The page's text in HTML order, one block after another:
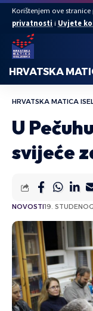
Korištenjem ove
privatnosti i Uvjete
HRVATSKA
HRVATSKA MATICA
U
svijeće
NOVOSTI19.